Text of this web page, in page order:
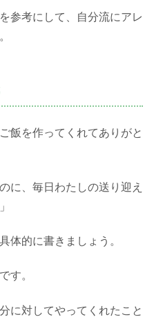
参考にして、自分流にアレ
飯を作ってくれてありがと
に、毎日わたしの送り迎え
体的に書きましょう。
す。
に対してやってくれたこと